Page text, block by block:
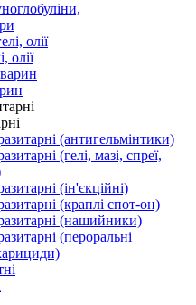
олії
(антигельмінтики)
(гелі, мазі, спреї,
(ін'єкційні)
(краплі спот-он)
(нашийники)
(пероральні